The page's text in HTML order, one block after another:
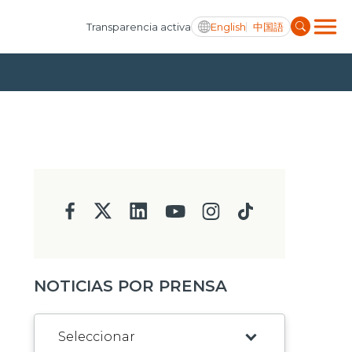
Transparencia activa English 中国語
NOTICIAS POR PRENSA